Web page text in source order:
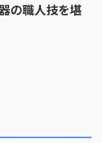
の職人技を堪